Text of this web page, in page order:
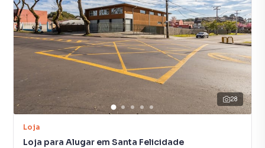
28
Loja
Loja para Alugar em Santa Felicidade